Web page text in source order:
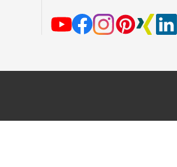
innerhalb Deutschlands